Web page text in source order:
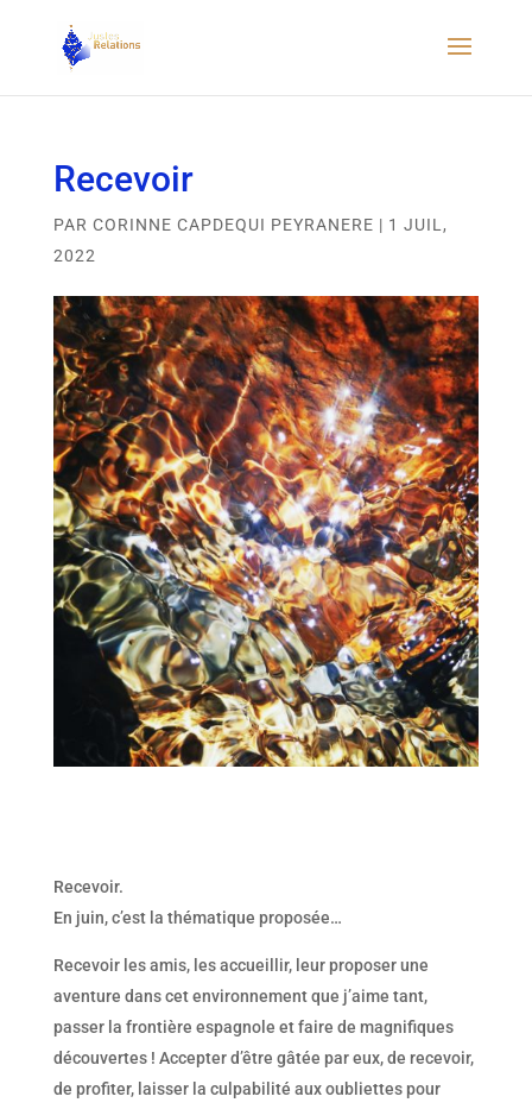
Recevoir
PAR CORINNE CAPDEQUI PEYRANERE | 1 JUIL,
2022
Recevoir.
En juin, c’est la thématique proposée…
Recevoir les amis, les accueillir, leur proposer une
aventure dans cet environnement que j’aime tant,
passer la frontière espagnole et faire de magnifiques
découvertes ! Accepter d’être gâtée par eux, de recevoir,
de profiter, laisser la culpabilité aux oubliettes pour